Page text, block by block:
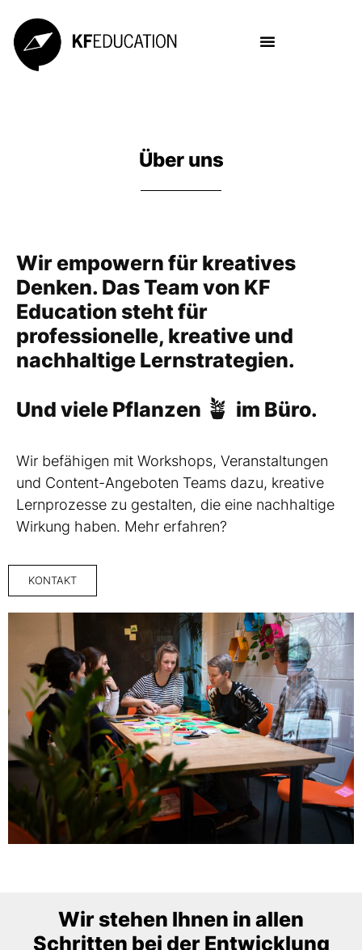
Über uns
Wir empowern für kreatives
Denken. Das Team von KF
Education steht für
professionelle, kreative und
nachhaltige Lernstrategien.
Und viele Pflanzen 🪴 im Büro.
Wir befähigen mit Workshops, Veranstaltungen
und Content-Angeboten Teams dazu, kreative
Lernprozesse zu gestalten, die eine nachhaltige
Wirkung haben. Mehr erfahren?
KONTAKT
Wir stehen Ihnen in allen
Schritten bei der Entwicklung